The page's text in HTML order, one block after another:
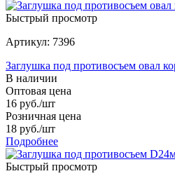
Быстрый просмотр
Артикул: 7396
Заглушка под противосъем овал
В наличии
Оптовая цена
16 руб./шт
Розничная цена
18 руб./шт
Подробнее
Быстрый просмотр